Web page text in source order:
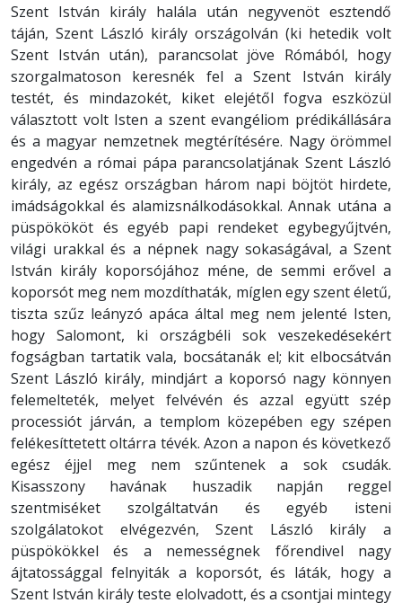
Szent István király halála után negyvenöt esztendő
táján, Szent László király országolván (ki hetedik volt
Szent István után), parancsolat jöve Rómából, hogy
szorgalmatoson keresnék fel a Szent István király
testét, és mindazokét, kiket elejétől fogva eszközül
választott volt Isten a szent evangéliom prédikállására
és a magyar nemzetnek megtérítésére. Nagy örömmel
engedvén a római pápa parancsolatjának Szent László
király, az egész országban három napi böjtöt hirdete,
imádságokkal és alamizsnálkodásokkal. Annak utána a
püspökököt és egyéb papi rendeket egybegyűjtvén,
világi urakkal és a népnek nagy sokaságával, a Szent
István király koporsójához méne, de semmi erővel a
koporsót meg nem mozdíthaták, míglen egy szent életű,
tiszta szűz leányzó apáca által meg nem jelenté Isten,
hogy Salomont, ki országbéli sok veszekedésekért
fogságban tartatik vala, bocsátanák el; kit elbocsátván
Szent László király, mindjárt a koporsó nagy könnyen
felemelteték, melyet felvévén és azzal együtt szép
processiót járván, a templom közepében egy szépen
felékesíttetett oltárra tévék. Azon a napon és következő
egész éjjel meg nem szűntenek a sok csudák.
Kisasszony havának huszadik napján reggel
szentmiséket szolgáltatván és egyéb isteni
szolgálatokot elvégezvén, Szent László király a
püspökökkel és a nemességnek főrendivel nagy
ájtatossággal felnyiták a koporsót, és láták, hogy a
Szent István király teste elolvadott, és a csontjai mintegy